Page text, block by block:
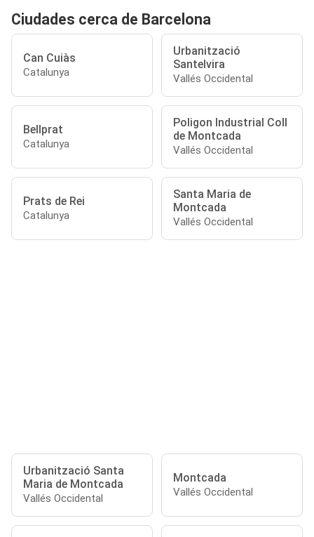
Ciudades cerca de Barcelona
Can Cuiàs
Catalunya
Urbanització
Santelvira
Vallés Occidental
Bellprat
Catalunya
Poligon Industrial Coll
de Montcada
Vallés Occidental
Prats de Rei
Catalunya
Santa Maria de
Montcada
Vallés Occidental
Urbanització Santa
Maria de Montcada
Vallés Occidental
Montcada
Vallés Occidental